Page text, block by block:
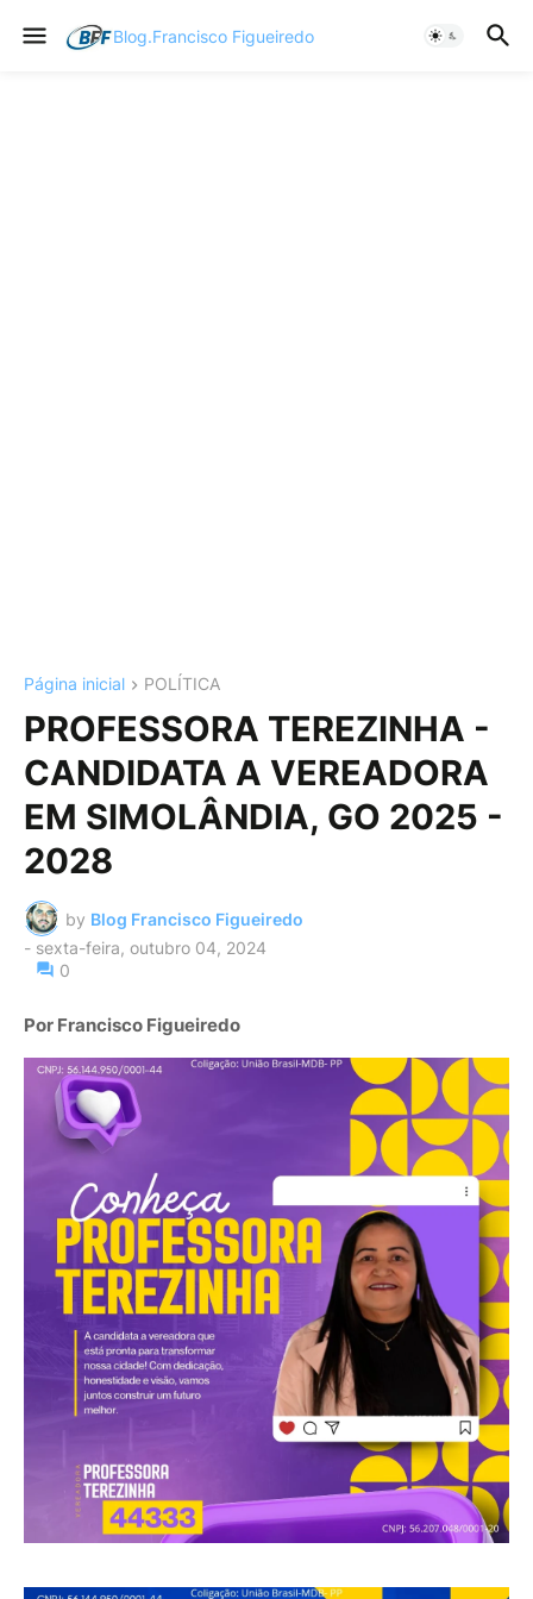
Blog.Francisco Figueiredo
Página inicial POLÍTICA
PROFESSORA TEREZINHA -
CANDIDATA A VEREADORA
EM SIMOLÂNDIA, GO 2025 -
2028
by Blog Francisco Figueiredo
- sexta-feira, outubro 04, 2024
0
Por Francisco Figueiredo